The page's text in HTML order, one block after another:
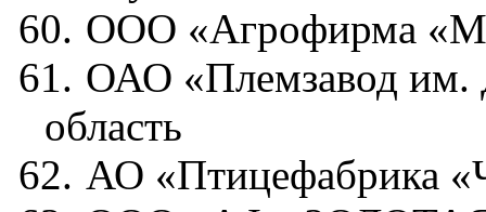
60. ООО «Агрофирма
61. ОАО «Племзавод им.
область
62. АО «Птицефабрика